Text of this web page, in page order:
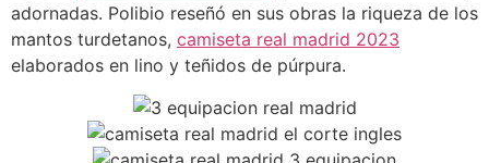
adornadas. Polibio reseñó en sus obras la riqueza de los
mantos turdetanos, camiseta real madrid 2023
elaborados en lino y teñidos de púrpura.